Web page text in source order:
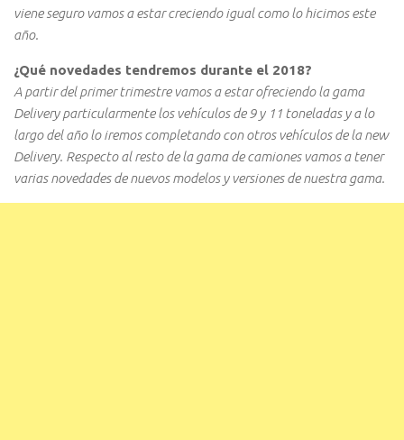
viene seguro vamos a estar creciendo igual como lo hicimos este
año.
¿Qué novedades tendremos durante el 2018?
A partir del primer trimestre vamos a estar ofreciendo la gama
Delivery particularmente los vehículos de 9 y 11 toneladas y a lo
largo del año lo iremos completando con otros vehículos de la new
Delivery. Respecto al resto de la gama de camiones vamos a tener
varias novedades de nuevos modelos y versiones de nuestra gama.